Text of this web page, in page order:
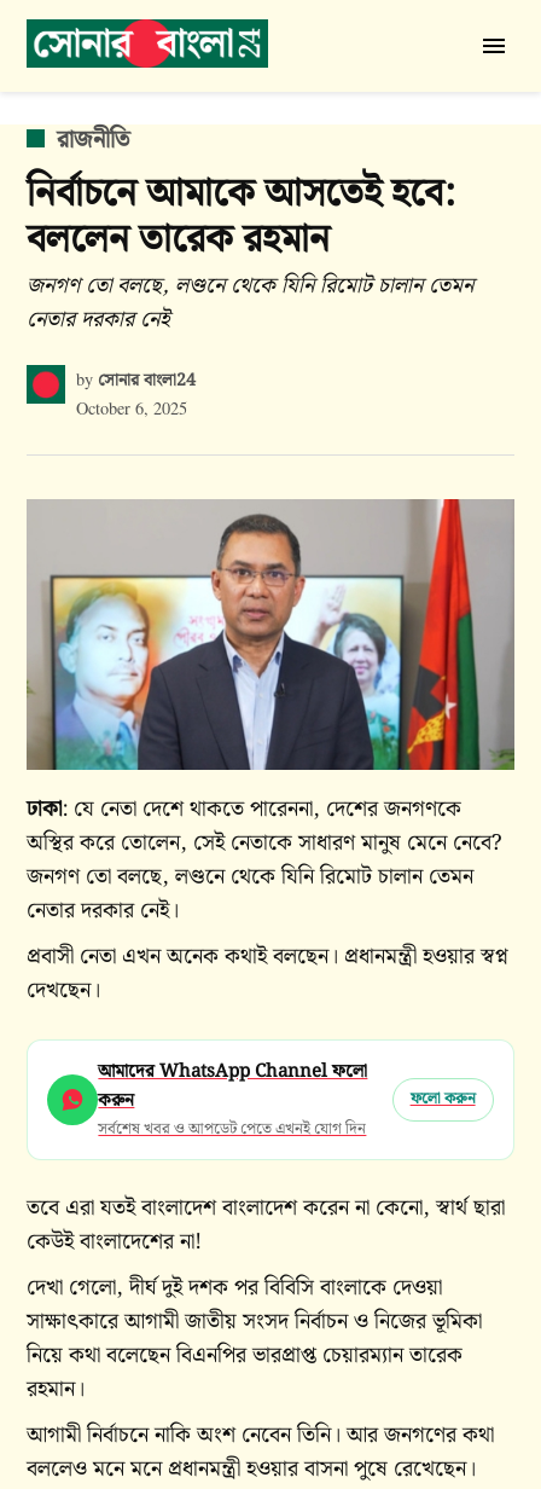
Skip
বাংলা
24
POSTED
IN
রাজনীতি
নির্বাচনে আমাকে আসতেই হবে:
বললেন তারেক রহমান
জনগণ তো বলছে, লণ্ডনে থেকে যিনি রিমোট চালান তেমন
নেতার দরকার নেই
by সোনার বাংলা24
October 6, 2025
ঢাকা: যে নেতা দেশে থাকতে পারেননা, দেশের জনগণকে
অস্থির করে তোলেন, সেই নেতাকে সাধারণ মানুষ মেনে নেবে?
জনগণ তো বলছে, লণ্ডনে থেকে যিনি রিমোট চালান তেমন
নেতার দরকার নেই।
প্রবাসী নেতা এখন অনেক কথাই বলছেন। প্রধানমন্ত্রী হওয়ার স্বপ্ন
দেখছেন।
আমাদের WhatsApp Channel ফলো
করুন
সর্বশেষ খবর ও আপডেট পেতে এখনই যোগ দিন
ফলো করুন
তবে এরা যতই বাংলাদেশ বাংলাদেশ করেন না কেনো, স্বার্থ ছারা
কেউই বাংলাদেশের না!
দেখা গেলো, দীর্ঘ দুই দশক পর বিবিসি বাংলাকে দেওয়া
সাক্ষাৎকারে আগামী জাতীয় সংসদ নির্বাচন ও নিজের ভূমিকা
নিয়ে কথা বলেছেন বিএনপির ভারপ্রাপ্ত চেয়ারম্যান তারেক
রহমান।
আগামী নির্বাচনে নাকি অংশ নেবেন তিনি। আর জনগণের কথা
বললেও মনে মনে প্রধানমন্ত্রী হওয়ার বাসনা পুষে রেখেছেন।